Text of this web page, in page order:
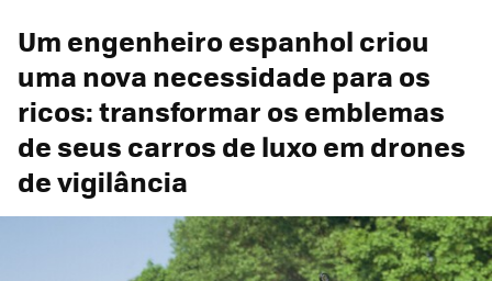
Um engenheiro espanhol criou
uma nova necessidade para os
ricos: transformar os emblemas
de seus carros de luxo em drones
de vigilância